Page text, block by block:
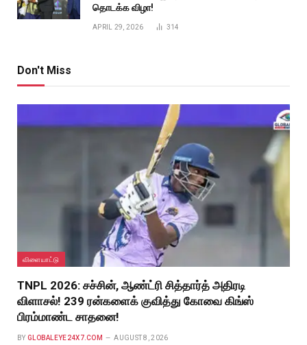
தொடக்க விழா!
APRIL 29, 2026 314
Don't Miss
விளையாட்டு
TNPL 2026: சச்சின், ஆண்ட்ரி சித்தார்த் அதிரடி
விளாசல்! 239 ரன்களைக் குவித்து கோவை கிங்ஸ்
பிரம்மாண்ட சாதனை!
BY GLOBALEYE24X7.COM AUGUST 8, 2026